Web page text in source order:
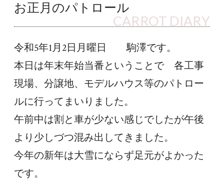
お正月のパトロール
CARROT DIARY
令和5年1月2日月曜日　　駒澤です。
本日は年末年始当番ということで　各工事
現場、分譲地、モデルハウス等のパトロー
ルに行ってまいりました。
午前中は割と車が少ない感じでしたが午後
より少しづつ混み出してきました。
今年の新年は大雪にならず足元がよかった
です。